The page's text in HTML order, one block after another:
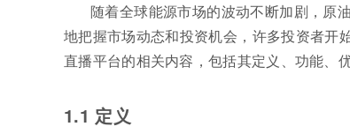
随着全球能源市场的波动不断加剧，原
地把握市场动态和投资机会，许多投资者开
直播平台的相关内容，包括其定义、功能、
1.1 定义